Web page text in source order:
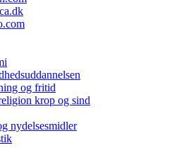
og fritid
krop og sind
nydelsesmidler